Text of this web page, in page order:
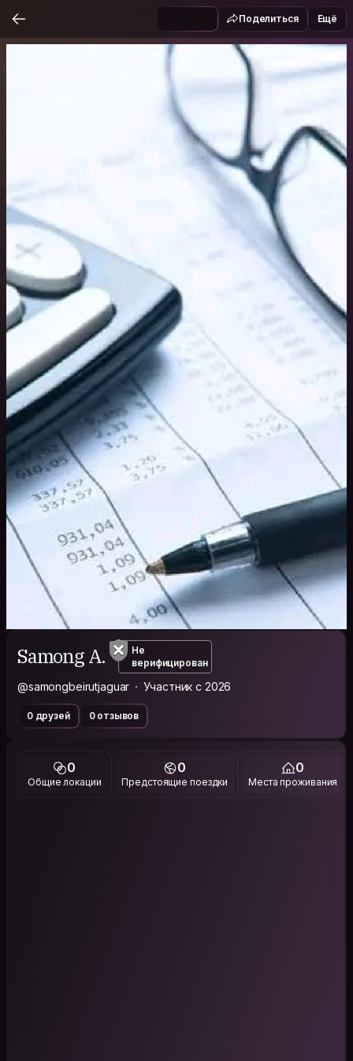
Поделиться Ещё
Samong A.
Не
верифицирован
@samongbeirutjaguar Участник с 2026
0 друзей 0 отзывов
0
Общие локации
0
Предстоящие поездки
0
Места проживания